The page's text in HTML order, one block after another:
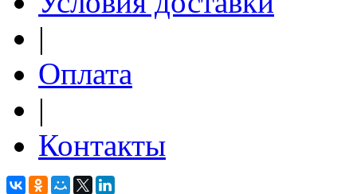
|
Оплата
|
Контакты